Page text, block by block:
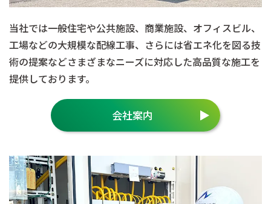
当社では一般住宅や公共施設、商業施設、オフィスビル、
工場などの大規模な配線工事、さらには省エネ化を図る技
術の提案などさまざまなニーズに対応した高品質な施工を
提供しております。
会社案内